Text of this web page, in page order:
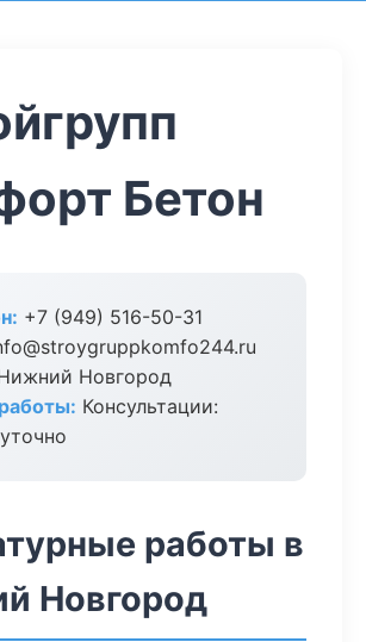
Бетон
+7 (949) 516-50-31
Новгород
Консультации:
работы в
Новгород